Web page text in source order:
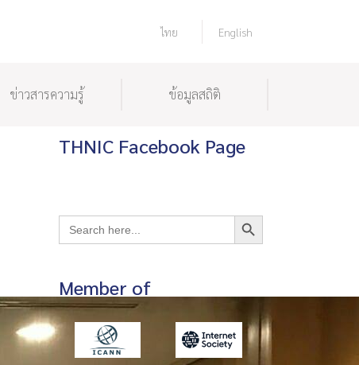
ไทย English
ข่าวสารความรู้ ข้อมูลสถิติ
THNIC Facebook Page
Search
for:
Search Button
Member of